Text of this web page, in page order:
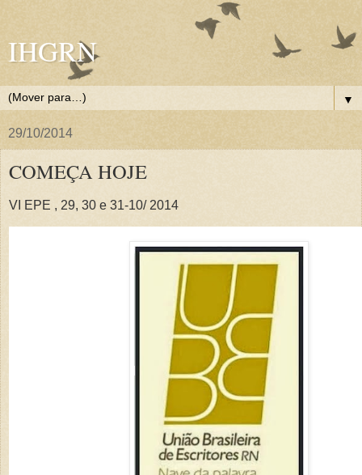
IHGRN
▼
29/10/2014
COMEÇA HOJE
VI EPE , 29, 30 e 31-10/ 2014